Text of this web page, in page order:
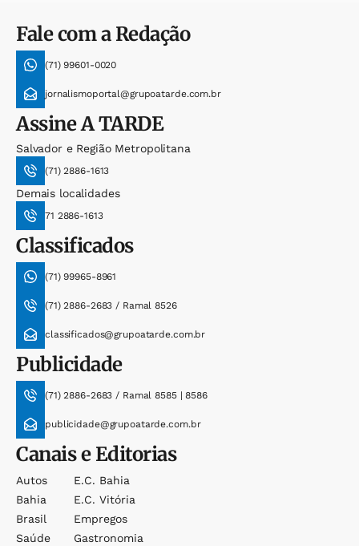
Fale com a Redação
(71) 99601-0020
jornalismoportal@grupoatarde.com.br
AssineA TARDE
Salvador e Região Metropolitana
(71) 2886-1613
Demais localidades
71 2886-1613
Classificados
(71) 99965-8961
(71) 2886-2683 / Ramal 8526
classificados@grupoatarde.com.br
Publicidade
(71) 2886-2683 / Ramal 8585 | 8586
publicidade@grupoatarde.com.br
Canais e Editorias
Autos
Bahia
Brasil
Saúde
E.c. Bahia
E.c. Vitória
Empregos
Gastronomia